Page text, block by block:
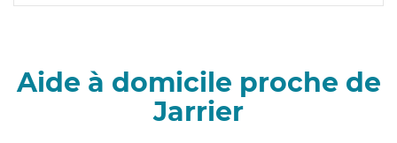
Aide à domicile proche de
Jarrier